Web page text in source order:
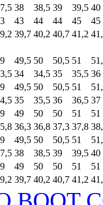
38 38,5 39 39,5 40
43 44 44 45
45
39,7 40,2 40,7 41,2
49,5 50 50,5 51
34 34,5 35 35,5 36
49,5 50 50,5 51
35 35,5 36 36,5 37
49 50 50 51
51
36,3 36,8 37,3 37,8
49,5 50 50,5 51
38 38,5 39 39,5 40
49 50 50 51
51
39,7 40,2 40,7 41,2